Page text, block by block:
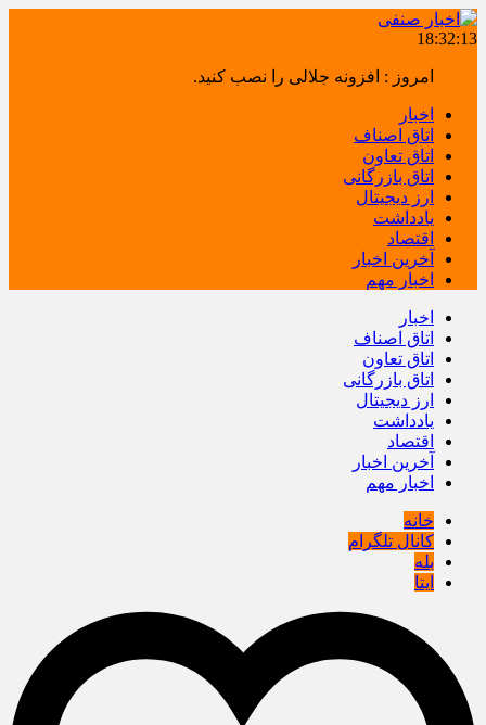
18:32:14
امروز : افزونه جلالی را نصب کنید.
اخبار
اتاق اصناف
اتاق تعاون
اتاق بازرگانی
ارز دیجیتال
یادداشت
اقتصاد
آخرین اخبار
اخبار مهم
اخبار
اتاق اصناف
اتاق تعاون
اتاق بازرگانی
ارز دیجیتال
یادداشت
اقتصاد
آخرین اخبار
اخبار مهم
خانه
کانال تلگرام
بله
ایتا